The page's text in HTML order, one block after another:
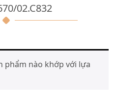
02.C832
phẩm nào khớp với lựa